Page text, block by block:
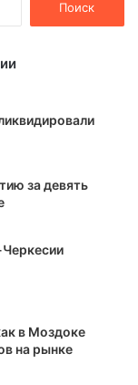
за девять
в Моздоке
на рынке